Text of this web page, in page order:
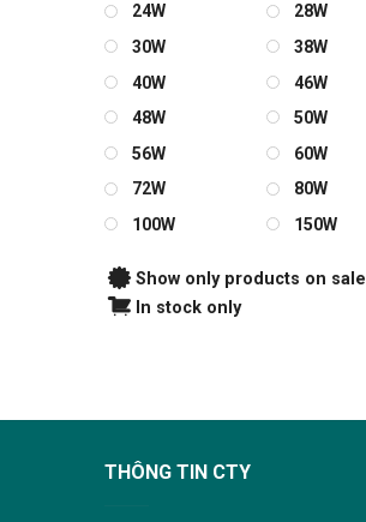
24W
28W
30W
38W
40W
46W
48W
50W
56W
60W
72W
80W
100W
150W
Show only products on sale
In stock only
THÔNG TIN CTY